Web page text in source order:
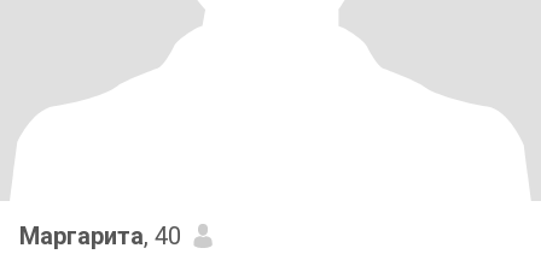
Маргарита, 40